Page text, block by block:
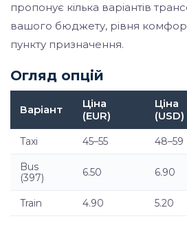
пропонує кілька варіантів
вашого бюджету, рівня
пункту призначення.
Огляд опцій
Варіант
Ціна
(EUR)
Ціна
(USD)
Taxi 45–55 48–59
Bus
(397)
6.50 6.90
Train 4.90 5.20